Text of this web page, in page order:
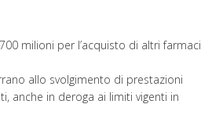
milioni per l’acquisto di altri farmaci
allo svolgimento di prestazioni
anche in deroga ai limiti vigenti in